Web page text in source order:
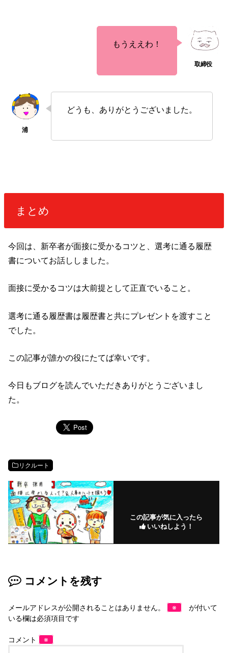
もうええわ！
どうも、ありがとうございました。
まとめ
今回は、新卒者が面接に受かるコツと、選考に通る履歴
書についてお話ししました。
面接に受かるコツは大前提として正直でいること。
選考に通る履歴書は履歴書と共にプレゼントを渡すこと
でした。
この記事が誰かの役にたてば幸いです。
今日もブログを読んでいただきありがとうございまし
た。
リクルート
この記事が気に入ったら
いいねしよう！
コメントを残す
メールアドレスが公開されることはありません。 ※
が付いて
いる欄は必須項目です
コメント ※